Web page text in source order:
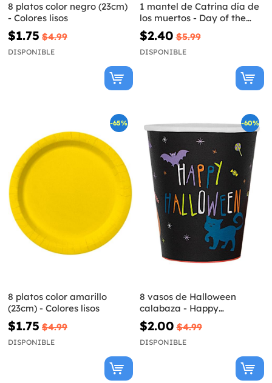
8 platos color negro (23cm)
- Colores lisos
$1.75 $4.99
DISPONIBLE
1 mantel de Catrina día de
los muertos - Day of the
Dead
$2.40 $5.99
DISPONIBLE
-65%
8 platos color amarillo
(23cm) - Colores lisos
$1.75 $4.99
DISPONIBLE
-60%
8 vasos de Halloween
calabaza - Happy
Halloween
$2.00 $4.99
DISPONIBLE